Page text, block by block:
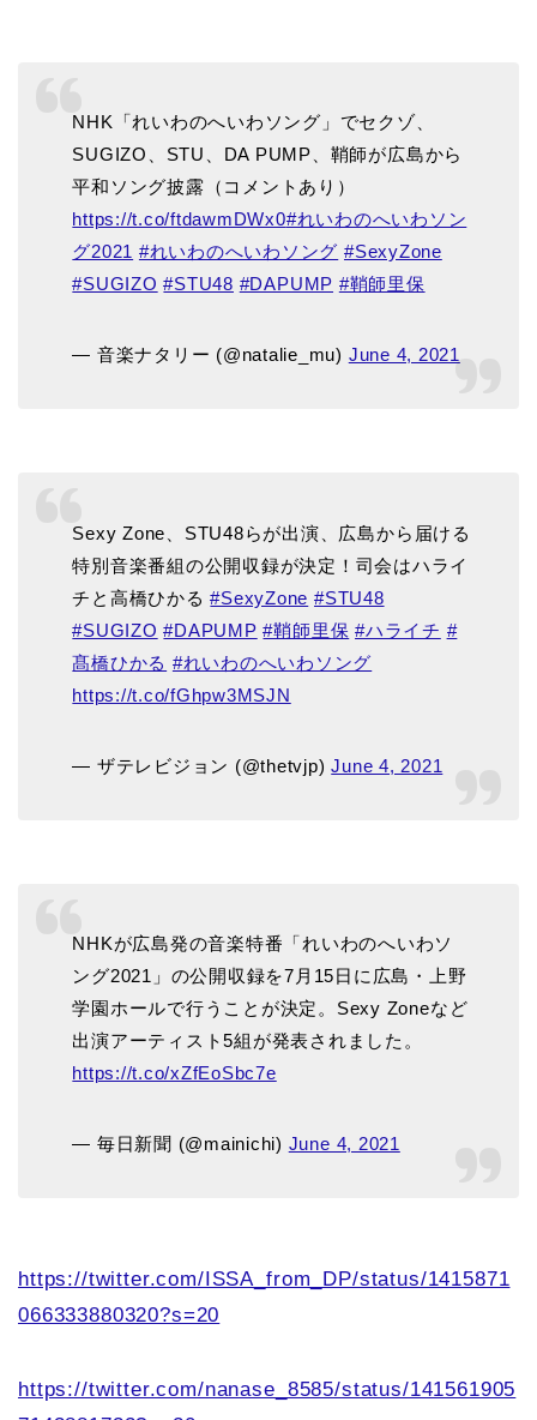
NHK「れいわのへいわソング」でセクゾ、
SUGIZO、STU、DA PUMP、鞘師が広島から
平和ソング披露（コメントあり）
https://t.co/ftdawmDWx0#れいわのへいわソン
グ2021 #れいわのへいわソング #SexyZone
#SUGIZO #STU48 #DAPUMP #鞘師里保
— 音楽ナタリー (@natalie_mu) June 4, 2021
Sexy Zone、STU48らが出演、広島から届ける
特別音楽番組の公開収録が決定！司会はハライ
チと高橋ひかる#SexyZone #STU48
#SUGIZO #DAPUMP #鞘師里保 #ハライチ #
髙橋ひかる #れいわのへいわソング
https://t.co/fGhpw3MSJN
— ザテレビジョン (@thetvjp)June 4, 2021
NHKが広島発の音楽特番「れいわのへいわソ
ング2021」の公開収録を7月15日に広島・上野
学園ホールで行うことが決定。Sexy Zoneなど
出演アーティスト5組が発表されました。
https://t.co/xZfEoSbc7e
— 毎日新聞 (@mainichi) June 4, 2021
https://twitter.com/ISSA_from_DP/status/1415871
066333880320?s=20
https://twitter.com/nanase_8585/status/141561905